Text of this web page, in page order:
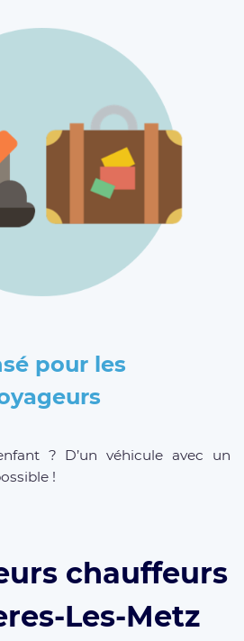
pour les
? D’un véhicule avec un
!
chauffeurs
Les-Metz